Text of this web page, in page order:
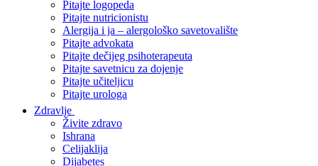
Pitajte logopeda
Pitajte nutricionistu
Alergija i ja – alergološko savetovalište
Pitajte advokata
Pitajte dečijeg psihoterapeuta
Pitajte savetnicu za dojenje
Pitajte učiteljicu
Pitajte urologa
Zdravlje
Živite zdravo
Ishrana
Celijaklija
Dijabetes